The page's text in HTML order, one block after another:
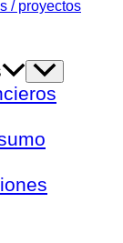
/ proyectos
Alternar
menú